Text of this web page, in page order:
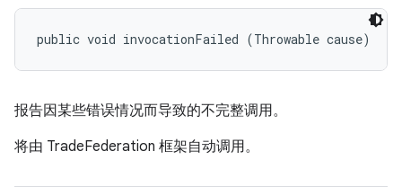
public void invocationFailed (Throwable cause)
报告因某些错误情况而导致的不完整调用。
将由 TradeFederation 框架自动调用。